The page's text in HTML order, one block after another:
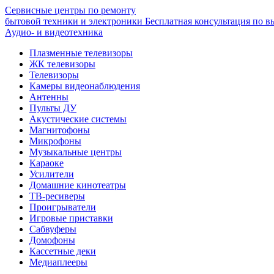
Сервисные центры по ремонту
бытовой техники и электроники Бесплатная консультация по
Аудио- и видеотехника
Плазменные телевизоры
ЖК телевизоры
Телевизоры
Камеры видеонаблюдения
Антенны
Пульты ДУ
Акустические системы
Магнитофоны
Микрофоны
Музыкальные центры
Караоке
Усилители
Домашние кинотеатры
ТВ-ресиверы
Проигрыватели
Игровые приставки
Сабвуферы
Домофоны
Кассетные деки
Медиаплееры